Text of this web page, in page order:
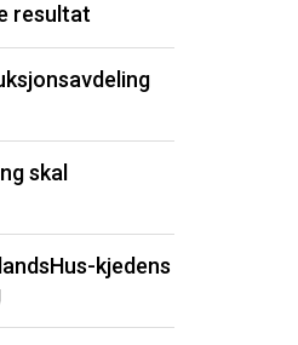
resultat
skal
kjedens